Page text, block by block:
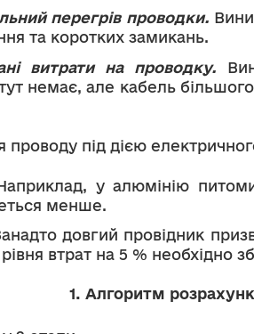
перегрів проводки.
та коротких замикань.
витрати на проводку.
немає, але кабель
проводу під дією
у алюмінію
менше.
довгий провідник
втрат на 5 % необхідно
1. Алгоритм